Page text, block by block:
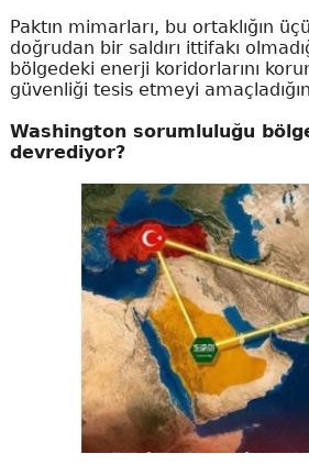
Paktın mimarları, bu ortaklığın
doğrudan bir saldırı ittifakı
bölgedeki enerji koridorlarını
güvenliği tesis etmeyi
Washington sorumluluğu
devrediyor?